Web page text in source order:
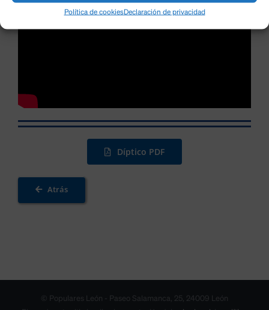
Política de cookiesDeclaración de privacidad
Díptico PDF
Atrás
© Populares León - Paseo Salamanca, 25, 24009 León